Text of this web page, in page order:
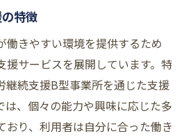
ィとの連携がもたらす効果
由がもたらす成長
い者就労を支える多様な選択肢
新動向を探る
職の可能性
特徴
働きやすい環境を提供するため
援サービスを展開しています。特
継続支援B型事業所を通じた支援
は、個々の能力や興味に応じた多
おり、利用者は自分に合った働き